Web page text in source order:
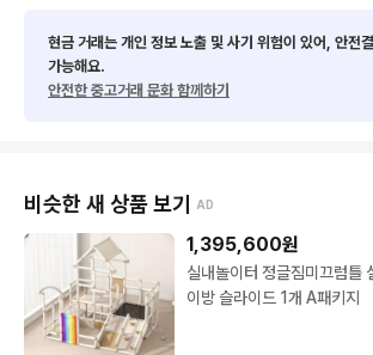
현금 거래는 개인 정보 노출 및 사기 위험이 있어, 안전
가능해요.
안전한 중고거래 문화 함께하기
비슷한 새 상품 보기 AD
1,395,600원
실내놀이터 정글짐미끄럼틀
이방 슬라이드 1개 A패키지